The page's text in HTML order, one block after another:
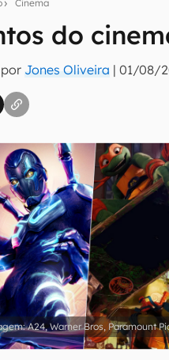
Cinema
do
Jones Oliveira |01/08/
do mundo tech!
Canaltech e receba
inscreva-
e concordo com os Termos de
A24, Warner Bros, Paramount